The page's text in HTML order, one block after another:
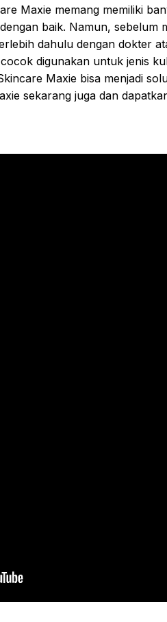
Maxie memang memiliki
baik. Namun, sebelum
dahulu dengan dokter
digunakan untuk jenis
Maxie bisa menjadi
sekarang juga dan